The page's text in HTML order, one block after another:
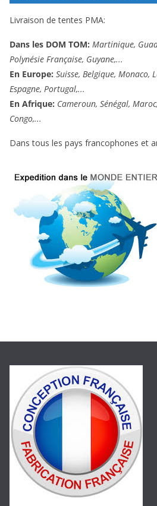
Livraison de tentes PMA:
Dans les DOM TOM: Martinique,
Polynésie Française, Guyane,...
En Europe: Suisse, Belgique, Monaco,
Espagne, Portugal,...
En Afrique: Cameroun, Sénégal,
Congo,...
Dans tous les pays francophones et